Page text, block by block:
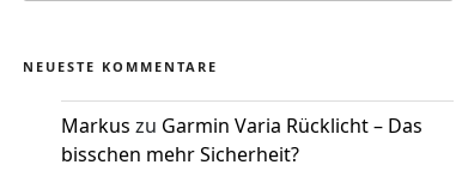
NEUESTE KOMMENTARE
Markus zu Garmin Varia Rücklicht – Das
bisschen mehr Sicherheit?